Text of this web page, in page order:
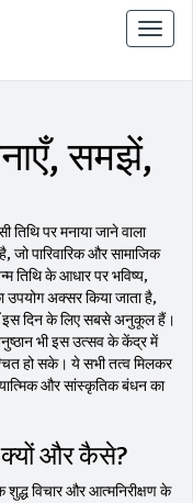
टॉगल
से
समझें,
तिथि पर मनाया जाने वाला
जो पारिवारिक और सामाजिक
तिथि के आधार पर भविष्य,
उपयोग अक्सर किया जाता है,
इस दिन के लिए सबसे अनुकूल हैं।
भी इस उत्सव के केंद्र में
हो सके। ये सभी तत्व मिलकर
और सांस्कृतिक बंधन का
क्यों और कैसे?
शुद्ध विचार और आत्मनिरीक्षण के